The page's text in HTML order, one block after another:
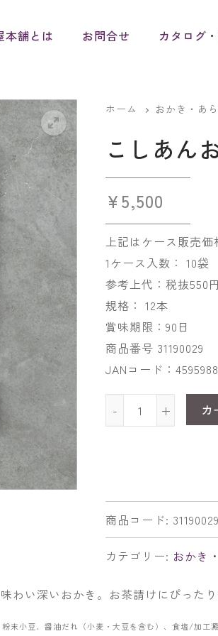
本舗とは お問合せ カタログ
ホーム おかき・あ
こしあん
¥5,500
上記はケース販売価
1ケース入数： 10袋
参考上代：税抜550
規格： 12本
賞味期限：90日
商品番号 31190029
JANコード：
- + カ
商品コード: 31190029
カテゴリー: おかき
い深いおかき。お茶請けにぴったり
末小豆、醤油だれ（小麦・大豆を含む）、食塩/加工